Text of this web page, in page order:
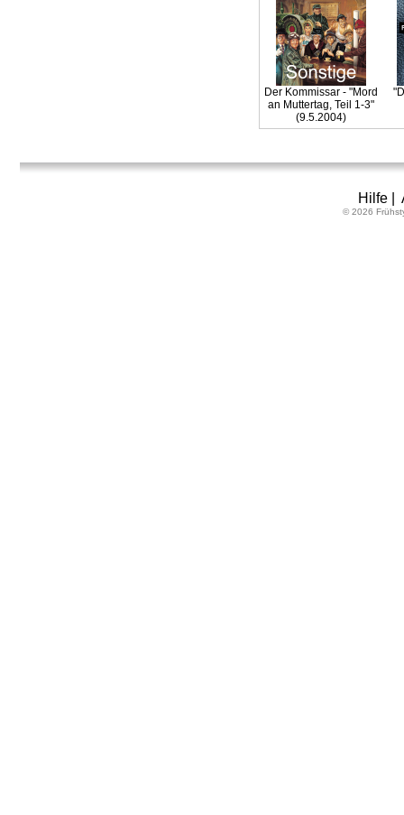
Der Kommissar - "Mord
an Muttertag, Teil 1-3"
(9.5.2004)
Hilfe|
© 2026